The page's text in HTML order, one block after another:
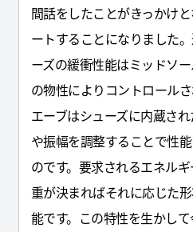
間話をしたことがきっかけ
ートすることになりました
ーズの緩衝性能はミッドソ
の物性によりコントロール
エーブはシューズに内蔵さ
や振幅を調整することで性
のです。要求されるエネル
重が決まればそれに応じた
能です。この特性を生かし